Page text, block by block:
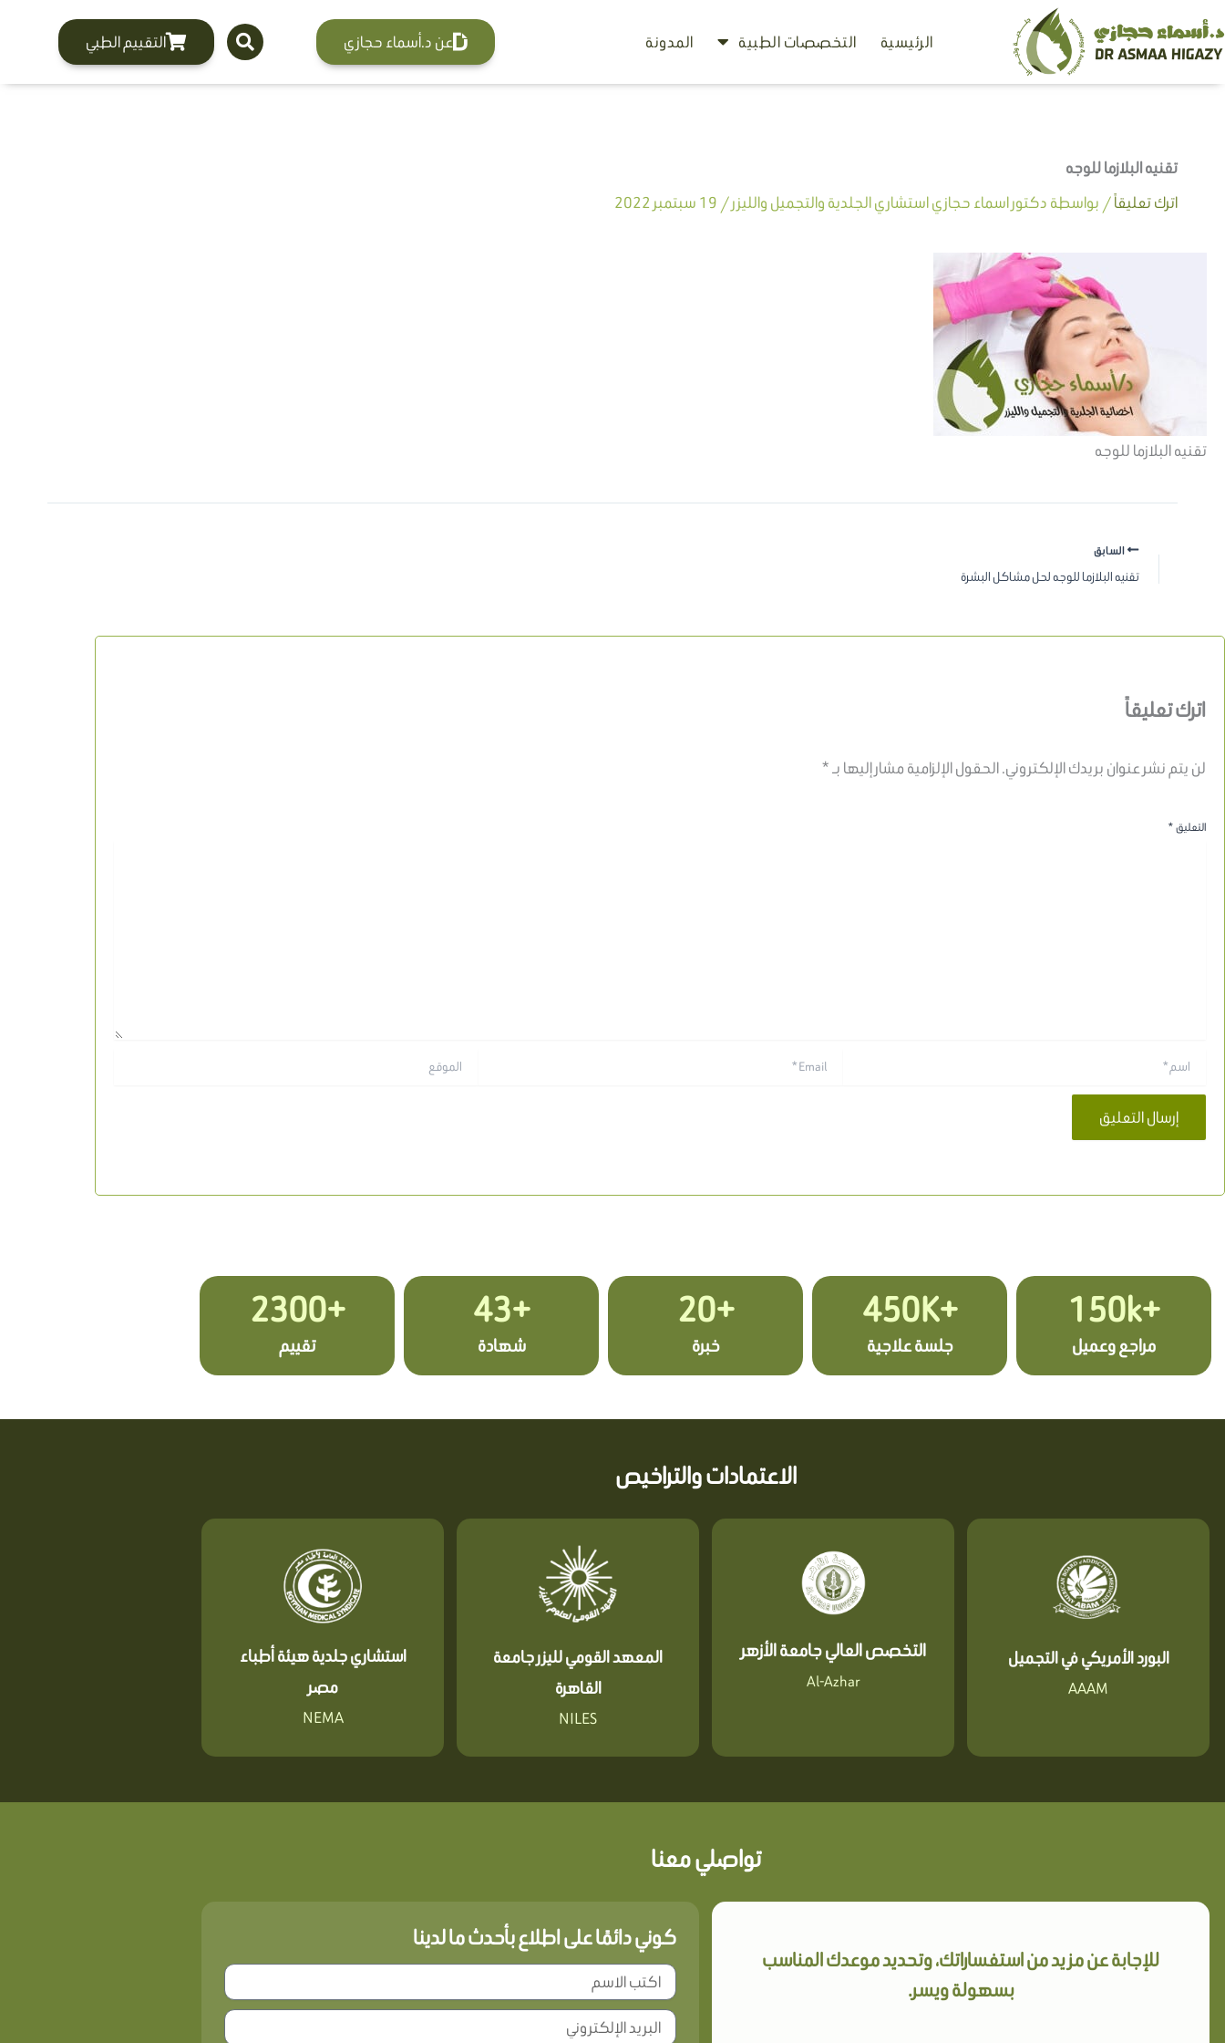
تخطي
إلى
الرئيسية التخصصات الطبية المدونة عن د.أسماء حجازي التقييم الطبي
تقنيه البلازما للوجه
اترك تعليقاً/ بواسطة دكتور اسماء حجازي استشاري الجلدية والتجميل والليزر/ 19 سبتمبر 2022
تقنيه البلازما للوجه
السابق
تقنيه البلازما للوجه لحل مشاكل البشرة
اترك تعليقاً
لن يتم نشر عنوان بريدك الإلكتروني.الحقول الإلزامية مشار إليها بـ*
التعليق*
+150k
مراجع وعميل
+450K
جلسة علاجية
+20
خبرة
+43
شهادة
+2300
تقييم
الاعتمادات والتراخيص
البورد الأمريكي في التجميل
AAAM
التخصص العالي جامعة الأزهر
Al-Azhar
المعهد القومي لليزر جامعة
القاهرة
NILES
استشاري جلدية هيئة أطباء
مصر
NEMA
تواصلي معنا
للإجابة عن مزيد من استفساراتك، وتحديد موعدك المناسب
بسهولة ويسر.
كوني دائمًا على اطلاع بأحدث ما لدينا